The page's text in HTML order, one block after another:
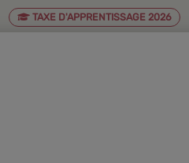
TAXE D'APPRENTISSAGE 2026